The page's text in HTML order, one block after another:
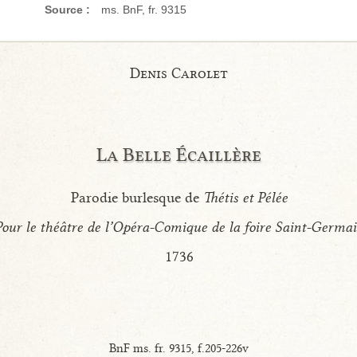
Source : ms. BnF, fr. 9315
Denis Carolet
La Belle Écaillère
Parodie burlesque de Thétis et Pélée
le théâtre de l’Opéra-Comique de la foire Saint-
1736
BnF ms. fr. 9315, f.205-226v